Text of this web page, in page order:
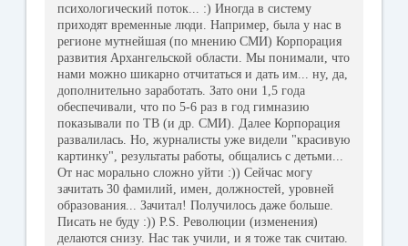
психологический поток... :) Иногда в систему
приходят временные люди. Например, была у нас в
регионе мутнейшая (по мнению СМИ) Корпорация
развития Архангельской области. Мы понимали, что
нами можно шикарно отчитаться и дать им... ну, да,
дополнительно заработать. Зато они 1,5 года
обеспечивали, что по 5-6 раз в год гимназию
показывали по ТВ (и др. СМИ). Далее Корпорация
развалилась. Но, журналисты уже видели "красивую
картинку", результаты работы, общались с детьми...
От нас морально сложно уйти :)) Сейчас могу
зачитать 30 фамилий, имен, должностей, уровней
образования... Зачитал! Получилось даже больше.
Писать не буду :)) P.S. Революции (изменения)
делаются снизу. Нас так учили, и я тоже так считаю.